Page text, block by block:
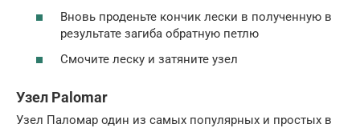
Вновь проденьте кончик лески в полученную в
результате загиба обратную петлю
Смочите леску и затяните узел
Узел Palomar
Узел Паломар один из самых популярных и простых в